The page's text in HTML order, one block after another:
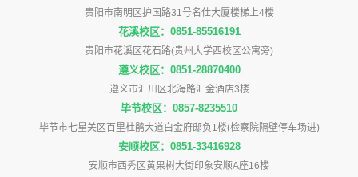
贵阳市南明区护国路31号名仕大厦楼梯上4楼
花溪校区：0851-85516191
贵阳市花溪区花石路(贵州大学西校区公寓旁)
遵义校区：0851-28870400
遵义市汇川区北海路汇金酒店3楼
毕节校区：0857-8235510
毕节市七星关区百里杜鹃大道白金府邸负1楼(检察院隔壁停车场进)
安顺校区：0851-33416928
安顺市西秀区黄果树大街印象安顺A座16楼